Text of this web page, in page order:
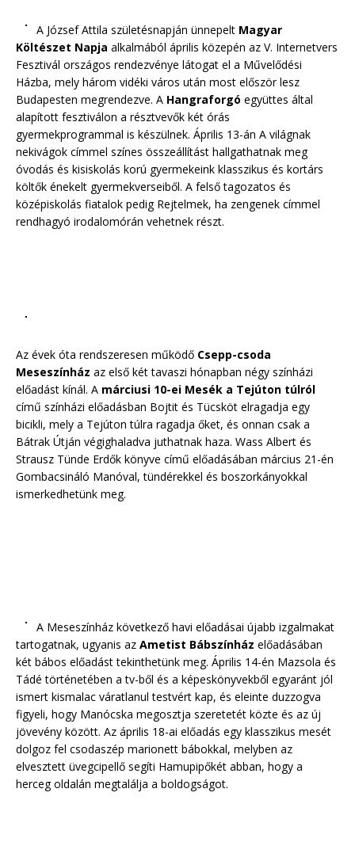
A József Attila születésnapján ünnepelt Magyar
Költészet Napja alkalmából április közepén az V. Internetvers
Fesztivál országos rendezvénye látogat el a Művelődési
Házba, mely három vidéki város után most először lesz
Budapesten megrendezve. A Hangraforgó együttes által
alapított fesztiválon a résztvevők két órás
gyermekprogrammal is készülnek. Április 13-án A világnak
nekivágok címmel színes összeállítást hallgathatnak meg
óvodás és kisiskolás korú gyermekeink klasszikus és kortárs
költők énekelt gyermekverseiből. A felső tagozatos és
középiskolás fiatalok pedig Rejtelmek, ha zengenek címmel
rendhagyó irodalomórán vehetnek részt.
Az évek óta rendszeresen működő Csepp-csoda
Meseszínház az első két tavaszi hónapban négy színházi
előadást kínál. A márciusi 10-ei Mesék a Tejúton túlról
című színházi előadásban Bojtit és Tücsköt elragadja egy
bicikli, mely a Tejúton túlra ragadja őket, és onnan csak a
Bátrak Útján végighaladva juthatnak haza. Wass Albert és
Strausz Tünde Erdők könyve című előadásában március 21-én
Gombacsináló Manóval, tündérekkel és boszorkányokkal
ismerkedhetünk meg.
A Meseszínház következő havi előadásai újabb izgalmakat
tartogatnak, ugyanis az Ametist Bábszínház előadásában
két bábos előadást tekinthetünk meg. Április 14-én Mazsola és
Tádé történetében a tv-ből és a képeskönyvekből egyaránt jól
ismert kismalac váratlanul testvért kap, és eleinte duzzogva
figyeli, hogy Manócska megosztja szeretetét közte és az új
jövevény között. Az április 18-ai előadás egy klasszikus mesét
dolgoz fel csodaszép marionett bábokkal, melyben az
elvesztett üvegcipellő segíti Hamupipőkét abban, hogy a
herceg oldalán megtalálja a boldogságot.